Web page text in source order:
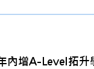
內增A-Level拓